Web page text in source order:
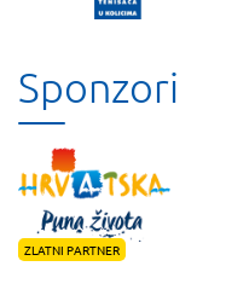
Sponzori
ZLATNI PARTNER